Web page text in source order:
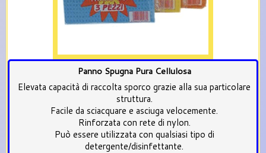
Panno Spugna Pura Cellulosa
Elevata capacità di raccolta sporco grazie alla sua particolare
struttura.
Facile da sciacquare e asciuga velocemente.
Rinforzata con rete di nylon.
Può essere utilizzata con qualsiasi tipo di
detergente/disinfettante.